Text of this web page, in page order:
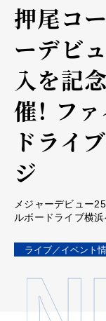
押尾コ
ーデビ
入を記
催！ フ
ドライ
ジ
メジャーデビュー
ルボードライブ横浜
ライブ／イベント